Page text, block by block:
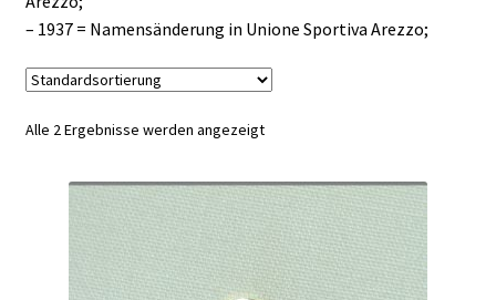
– 1937 = Namensänderung in Unione Sportiva Arezzo;
Alle 2 Ergebnisse werden angezeigt